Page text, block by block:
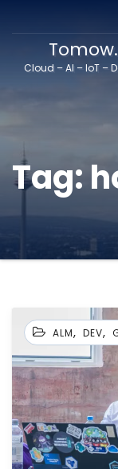
Cloud – AI – IoT –
Tag:
ALM, DEV,